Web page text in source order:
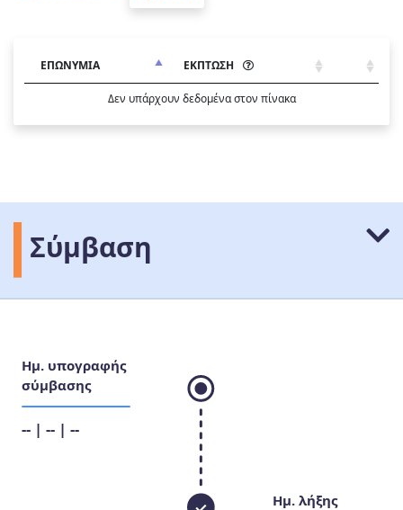
ΕΠΩΝΥΜΙΑ ΕΚΠΤΩΣΗ
Δεν υπάρχουν δεδομένα στον πίνακα
Σύμβαση
Ημ. υπογραφής
σύμβασης
-- | -- | --
Ημ. λήξης